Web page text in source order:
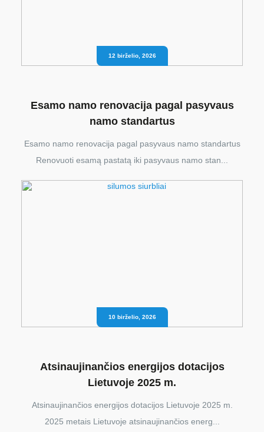
12 birželio, 2026
Esamo namo renovacija pagal pasyvaus
namo standartus
Esamo namo renovacija pagal pasyvaus namo standartus
Renovuoti esamą pastatą iki pasyvaus namo stan...
10 birželio, 2026
Atsinaujinančios energijos dotacijos
Lietuvoje 2025 m.
Atsinaujinančios energijos dotacijos Lietuvoje 2025 m.
2025 metais Lietuvoje atsinaujinančios energ...